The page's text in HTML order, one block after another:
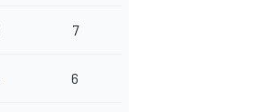
7
6